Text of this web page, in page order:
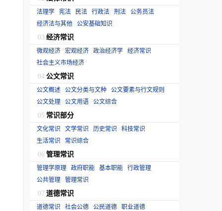
法理学 宪法 民法 行政法 刑法 公务员法
经济法与其他 公安基础知识
03 经济常识
微观经济 宏观经济 政治经济学 经济常识
社会主义市场经济
04 公文常识
公文概述 公文分类与文种 公文要素与行文规则
公文处理 公文用语 公文综合
05 常识部分
文化常识 文学常识 历史常识 科技常识
生活常识
常识综合
06 管理常识
管理学原理 政府职能 基本职能 行政管理
公共管理 管理常识
07 道德常识
道德常识 社会公德 公民道德 职业道德